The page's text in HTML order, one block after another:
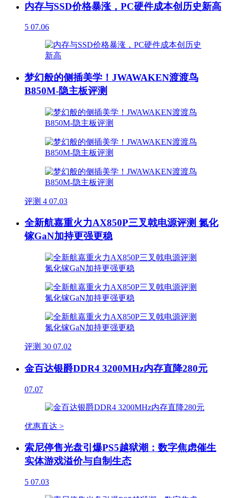
内存与SSD价格暴涨，PC硬件成本创历史新高
5 07.06
梦幻般的侧插美学！JWAWAKEN渡渡鸟
B850M-隐主板评测
评测 4 07.03
全新航嘉重火力AX850P三叉戟电源评测 氮化
镓GaN加持更强更稳
评测 30 07.02
金百达银爵DDR4 3200MHz内存直降280元
07.07
优惠直达 >
索尼停售光盘引爆PS5越狱潮：数字焦虑催生
实体游戏溢价与自制生态
5 07.03